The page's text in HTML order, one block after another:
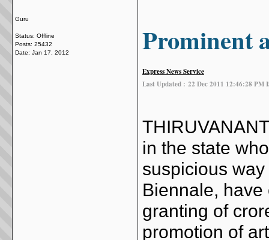
Guru
Status: Offline
Posts: 25432
Date: Jan 17, 2012 Prominent
Express News Service
Last Updated : 22 Dec 2011 12:46:28 PM
in the state
suspicious
Biennale,
granting of
promotion of